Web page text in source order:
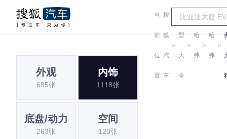
当
前
位
置:
搜
狐
汽
车
＞
车
型
大
全
＞
哈
弗
＞
哈
弗
＞
外观
685张
内饰
1118张
底盘/动力
263张
空间
120张